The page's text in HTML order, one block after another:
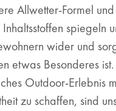
Allwetter-Formel
spiegeln
wider und
etwas Besonderes
Outdoor-Erlebnis
zu schaffen, sind